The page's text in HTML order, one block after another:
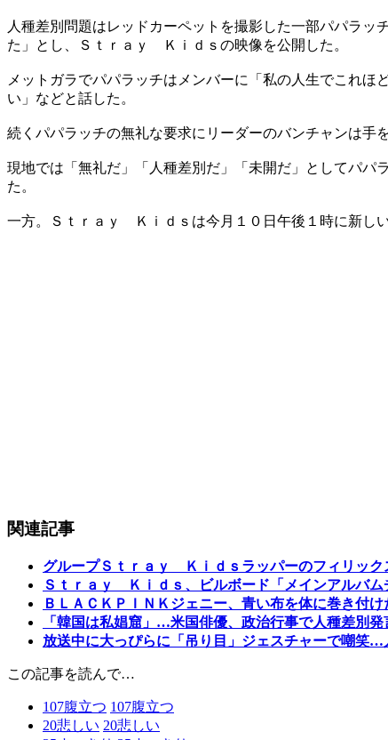
人種差別問題はレッドカーペットを撮影した一部パパラ
た」とし、Ｓｔｒａｙ Ｋｉｄｓの映像を公開した。
メットガラでパパラッチはメンバーに「私の人生でこれ
い」などと話した。
続くパパラッチの無礼な要求にリーダーのバンチャンは手
現地では「無礼だ」「人種差別だ」「未開だ」としてパパ
た。
一方。Ｓｔｒａｙ Ｋｉｄｓは今月１０日午後１時に新
関連記事
グループＳｔｒａｙ Ｋｉｄｓラッパーのフィリック
Ｓｔｒａｙ Ｋｉｄｓ、ビルボード「メインアルバム
ＢＬＡＣＫＰＩＮＫジェニー、青い布を体に巻き付
「韓国は私娼窟」…米国俳優、政治行事で人種差別発
放送中に大っぴらに「吊り目」ジェスチャーで嘲笑
この記事を読んで…
107腹立つ 107腹立つ
20悲しい 20悲しい